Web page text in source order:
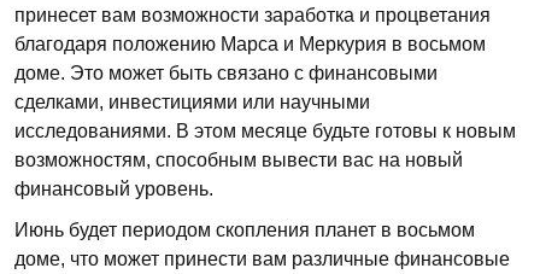
принесет вам возможности заработка и процветания
благодаря положению Марса и Меркурия в восьмом
доме. Это может быть связано с финансовыми
сделками, инвестициями или научными
исследованиями. В этом месяце будьте готовы к новым
возможностям, способным вывести вас на новый
финансовый уровень.
Июнь будет периодом скопления планет в восьмом
доме, что может принести вам различные финансовые